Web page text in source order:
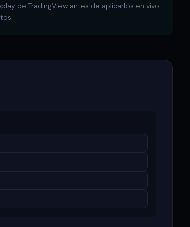
de TradingView antes de aplicarlos en vivo.